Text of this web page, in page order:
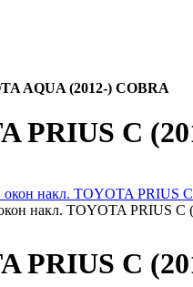
AQUA (2012-) COBRA
PRIUS C
накл. TOYOTA PRIUS
PRIUS C